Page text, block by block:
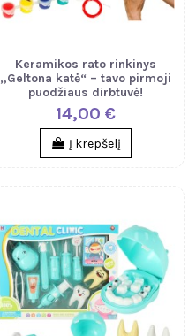
Keramikos rato rinkinys
„Geltona katė“ – tavo pirmoji
puodžiaus dirbtuvė!
14,00 €
Į krepšelį